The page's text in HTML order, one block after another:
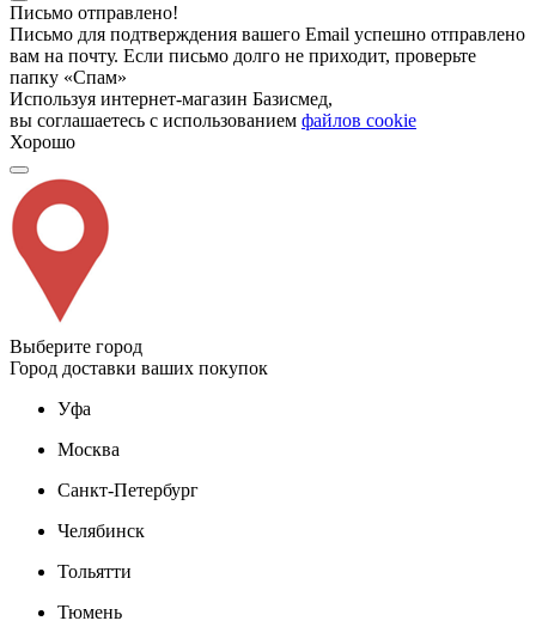
Письмо отправлено!
Письмо для подтверждения вашего Email успешно отправлено
вам на почту. Если письмо долго не приходит, проверьте
папку «Спам»
Используя интернет-магазин Базисмед,
вы соглашаетесь с использованием файлов cookie
Хорошо
Выберите город
Город доставки ваших покупок
Уфа
Москва
Санкт-Петербург
Челябинск
Тольятти
Тюмень